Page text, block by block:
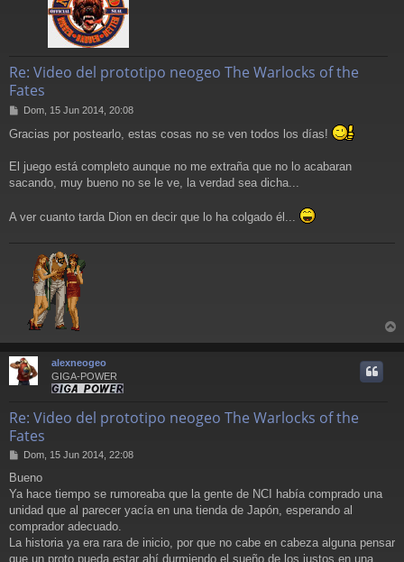
Re: Video del prototipo neogeo The Warlocks of the
Fates
M
n
a
e
Dom, 15 Jun 2014, 20:08
Gracias por postearlo, estas cosas no se ven todos los días!
El juego está completo aunque no me extraña que no lo acabaran
sacando, muy bueno no se le ve, la verdad sea dicha...
A ver cuanto tarda Dion en decir que lo ha colgado él...
r
alexneogeo
GIGA-POWER
Re: Video del prototipo neogeo The Warlocks of the
Fates
M
n
s
a
Dom, 15 Jun 2014, 22:08
Bueno
Ya hace tiempo se rumoreaba que la gente de NCI había comprado una
unidad que al parecer yacía en una tienda de Japón, esperando al
comprador adecuado.
La historia ya era rara de inicio, por que no cabe en cabeza alguna pensar
que un proto pueda estar ahí durmiendo el sueño de los justos en una